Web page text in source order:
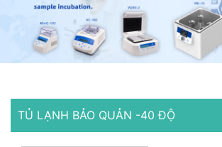
TỦ LẠNH BẢO QUẢN -40 ĐỘ